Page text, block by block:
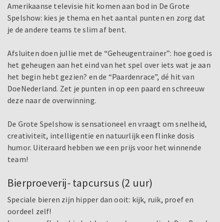
Amerikaanse televisie hit komen aan bod in De Grote
Spelshow: kies je thema en het aantal punten en zorg dat
je de andere teams te slim af bent.
Afsluiten doen jullie met de “Geheugentrainer”: hoe goed is
het geheugen aan het eind van het spel over iets wat je aan
het begin hebt gezien? en de “Paardenrace”, dé hit van
DoeNederland. Zet je punten in op een paard en schreeuw
deze naar de overwinning.
De Grote Spelshow is sensationeel en vraagt om snelheid,
creativiteit, intelligentie en natuurlijk een flinke dosis
humor. Uiteraard hebben we een prijs voor het winnende
team!
Bierproeverij- tapcursus (2 uur)
Speciale bieren zijn hipper dan ooit: kijk, ruik, proef en
oordeel zelf!